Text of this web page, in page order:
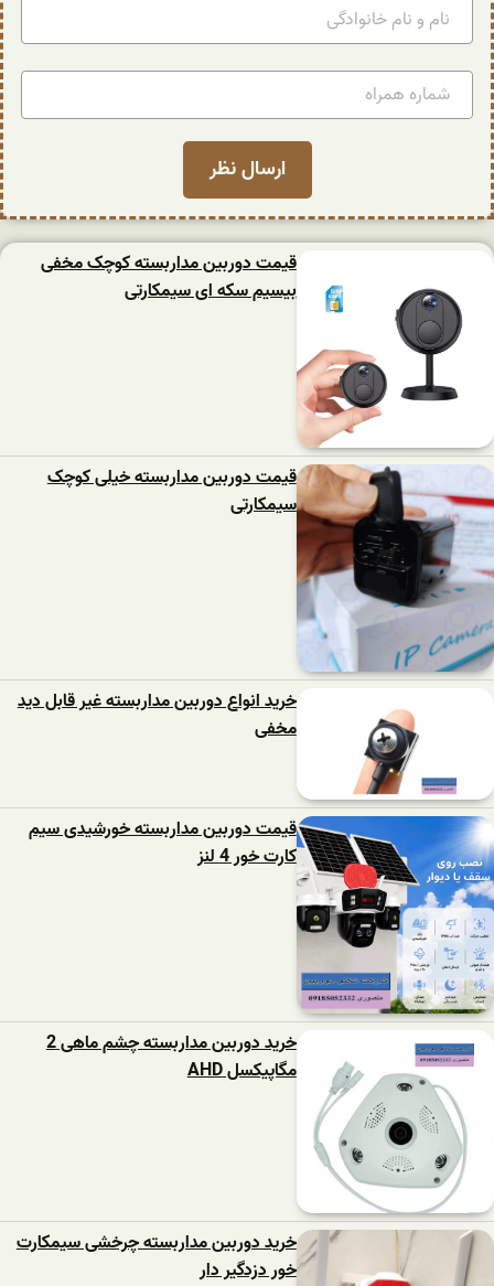
قیمت دوربین مداربسته کوچک مخفی
بیسیم سکه ای سیمکارتی
قیمت دوربین مداربسته خیلی کوچک
سیمکارتی
خرید انواع دوربین مداربسته غیر قابل دید
مخفی
قیمت دوربین مداربسته خورشیدی سیم
کارت خور 4 لنز
خرید دوربین مداربسته چشم ماهی 2
مگاپیکسل AHD
خرید دوربین مداربسته چرخشی سیمکارت
خور دزدگیر دار